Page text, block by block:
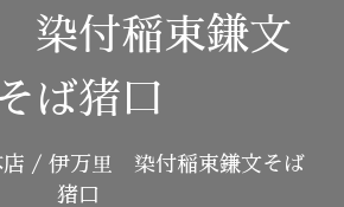
染付稲束鎌文
ば猪口
/ 伊万里 染付稲束鎌文そば
猪口